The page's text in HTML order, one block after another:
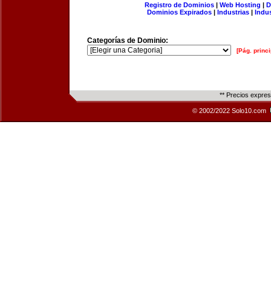
Registro de Dominios| Web Hosting |
Dominios Expirados | Industrias |
Categorías de Dominio:
[Pág.
** Precios
© 2002/2022 Solo10.com